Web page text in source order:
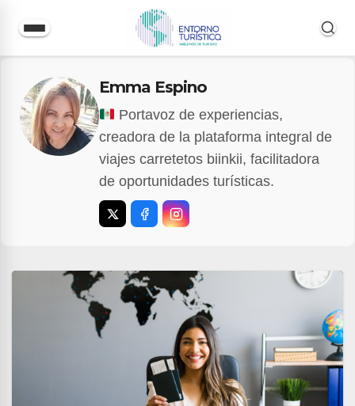
contenido
Emma Espino
Portavoz de experiencias,
creadora de la plataforma integral de
viajes carretetos biinkii, facilitadora
de oportunidades turísticas.